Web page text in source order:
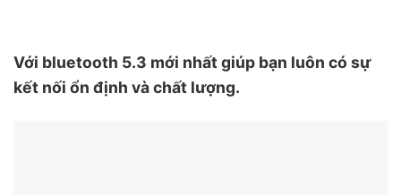
Với bluetooth 5.3 mới nhất giúp bạn luôn có sự
kết nối ổn định và chất lượng.